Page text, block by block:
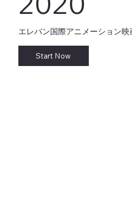
エレバン国際アニメーション映
Start Now